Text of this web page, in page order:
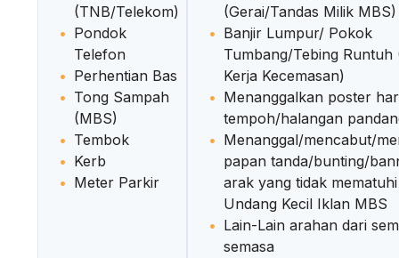
(TNB/Telekom)
Pondok
Telefon
Perhentian Bas
Tong Sampah
(MBS)
Tembok
Kerb
Meter Parkir
(Gerai/Tandas Milik MBS)
Banjir Lumpur/ Pokok
Tumbang/Tebing Runtuh
Kerja Kecemasan)
Menanggalkan poster
tempoh/halangan
Menanggal/mencabut/
papan tanda/bunting/
arak yang tidak
Undang Kecil Iklan MBS
Lain-Lain arahan dari
semasa